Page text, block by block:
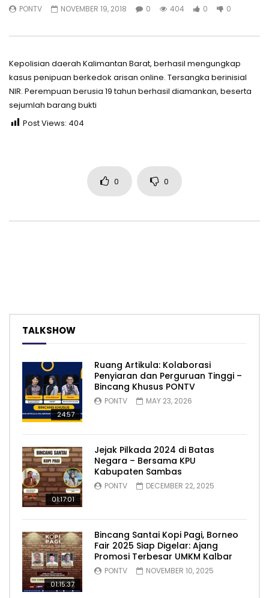
PONTV NOVEMBER 19, 2018 0 404 0 0
Kepolisian daerah Kalimantan Barat, berhasil mengungkap
kasus penipuan berkedok arisan online. Tersangka berinisial
NIR. Perempuan berusia 19 tahun berhasil diamankan, beserta
sejumlah barang bukti
Post Views: 404
0 0
TALKSHOW
24:57
Ruang Artikula: Kolaborasi
Penyiaran dan Perguruan Tinggi –
Bincang Khusus PONTV
PONTV MAY 23, 2026
01:17:01
Jejak Pilkada 2024 di Batas
Negara – Bersama KPU
Kabupaten Sambas
PONTV DECEMBER 22, 2025
01:15:37
Bincang Santai Kopi Pagi, Borneo
Fair 2025 Siap Digelar: Ajang
Promosi Terbesar UMKM Kalbar
PONTV NOVEMBER 10, 2025